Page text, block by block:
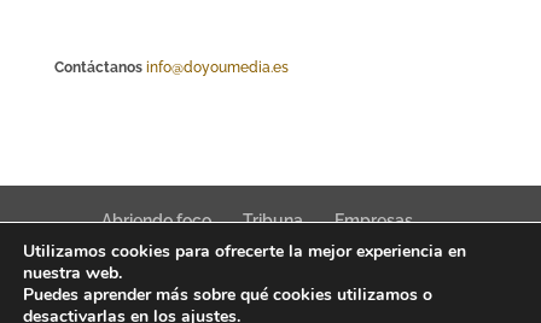
Contáctanos info@doyoumedia.es
Abriendo foco Tribuna
Empresas
Actualidad
Innovación Tendencias
Utilizamos cookies para ofrecerte la mejor experiencia en
nuestra web.
Puedes aprender más sobre qué cookies utilizamos o
desactivarlas en los ajustes.